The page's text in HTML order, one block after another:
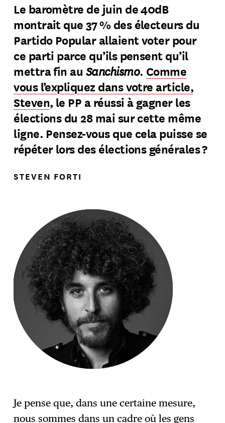
Le baromètre de juin de 40dB
montrait que 37 % des électeurs du
Partido Popular allaient voter pour
ce parti parce qu’ils pensent qu’il
mettra fin au Sanchismo. Comme
vous l’expliquez dans votre article,
Steven, le PP a réussi à gagner les
élections du 28 mai sur cette même
ligne. Pensez-vous que cela puisse se
répéter lors des élections générales ?
STEVEN FORTI
Je pense que, dans une certaine mesure,
nous sommes dans un cadre où les gens